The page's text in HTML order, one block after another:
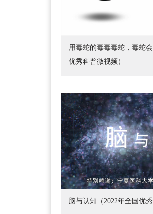
用毒蛇的毒毒毒蛇，毒蛇
优秀科普微视频）
脑与认知（2022年全国优秀